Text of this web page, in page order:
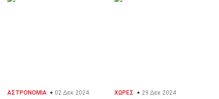
ΑΣΤΡΟΝΟΜΊΑ 02 Δεκ 2024 ΧΏΡΕΣ 29 Δεκ 2024